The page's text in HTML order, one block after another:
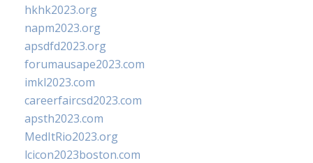
hkhk2023.org
napm2023.org
apsdfd2023.org
forumausape2023.com
imkl2023.com
careerfaircsd2023.com
apsth2023.com
MedItRio2023.org
lcicon2023boston.com